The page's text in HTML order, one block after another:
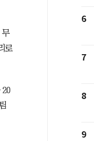
무
로
20
6
7
8
9